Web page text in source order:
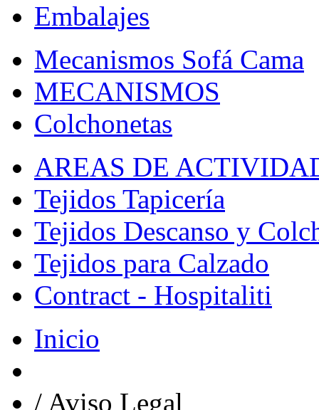
Embalajes
Mecanismos Sofá Cama
MECANISMOS
Colchonetas
AREAS DE
Tejidos Tapicería
Tejidos Descanso y
Tejidos para Calzado
Contract - Hospitaliti
Inicio
/ Aviso Legal